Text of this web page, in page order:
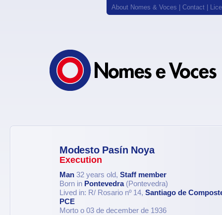
About Nomes & Voces Contact
Modesto Pasín Noya
Execution
Man 32 years old, Staff member
Born in Pontevedra(Pontevedra)
Lived in: R/ Rosario nº 14, Santiago de
PCE
Morto o 03 de december de 1936